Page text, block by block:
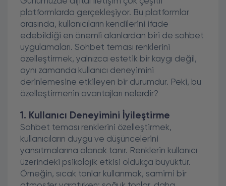
platformlarda gerçekleşiyor. Bu platformlar
arasında, kullanıcıların kendilerini ifade
edebildiği en önemli alanlardan biri de sohbet
uygulamaları. Sohbet teması renklerini
özelleştirmek, yalnızca estetik bir kaygı değil,
aynı zamanda kullanıcı deneyimini
derinlemesine etkileyen bir durumdur. Peki, bu
özelleştirmenin avantajları nelerdir?
1. Kullanıcı Deneyimini İyileştirme
Sohbet teması renklerini özelleştirmek,
kullanıcıların duygu ve düşüncelerini
yansıtmalarına olanak tanır. Renklerin kullanıcı
üzerindeki psikolojik etkisi oldukça büyüktür.
Örneğin, sıcak tonlar kullanmak, samimi bir